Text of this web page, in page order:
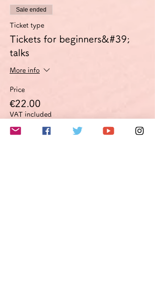
Sale ended
Ticket type
Tickets for beginners&#39;
talks
More info
Price
€22.00
VAT included